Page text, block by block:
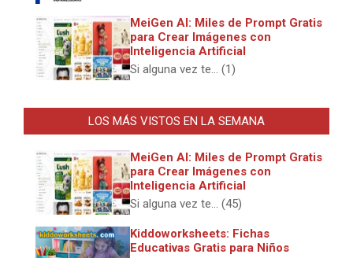
MeiGen AI: Miles de Prompt Gratis
para Crear Imágenes con
Inteligencia Artificial
Si alguna vez te... (1)
LOS MÁS VISTOS EN LA SEMANA
MeiGen AI: Miles de Prompt Gratis
para Crear Imágenes con
Inteligencia Artificial
Si alguna vez te... (45)
Kiddoworksheets: Fichas
Educativas Gratis para Niños